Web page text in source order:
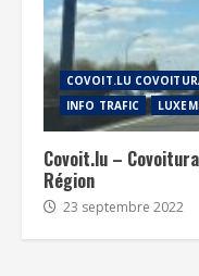
COVOIT.LU
INFO TRAFIC
Covoit.lu –
Région
23 septembre 2022